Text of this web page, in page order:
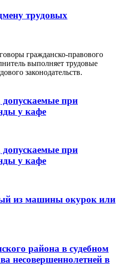
трудовых
гражданско-правового
выполняет трудовые
законодательств.
при
у кафе
при
у кафе
из машины окурок или
района в судебном
несовершеннолетней в